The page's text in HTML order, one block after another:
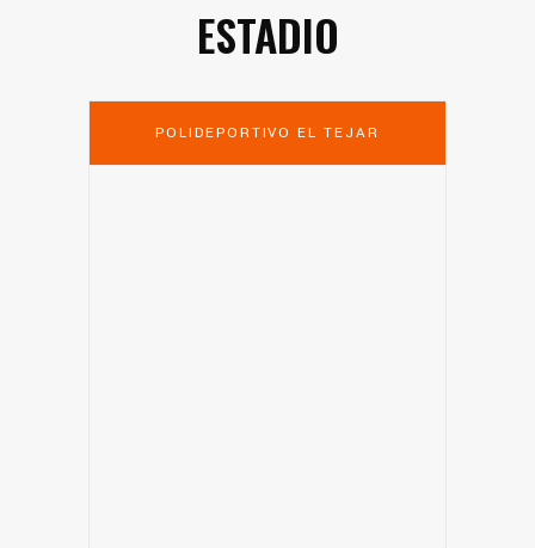
ESTADIO
POLIDEPORTIVO EL TEJAR